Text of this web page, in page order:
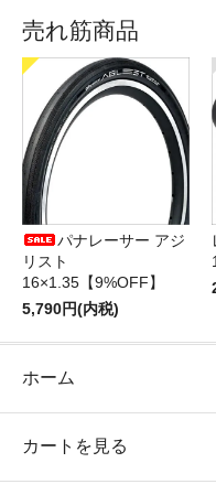
売れ筋商品
パナレーサー アジ
リスト
16×1.35【9%OFF】
5,790円(内税)
ホーム
カートを見る